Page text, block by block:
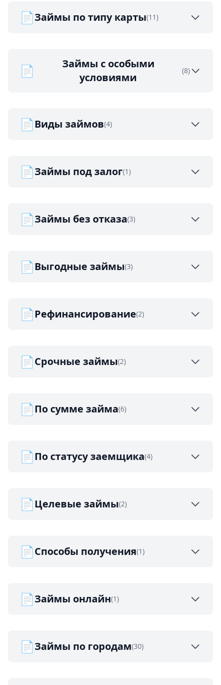
📄Займы по типу карты(11)
📄
Займы с особыми
условиями
(8)
📄Виды займов(4)
📄Займы под залог(1)
📄Займы без отказа(3)
📄Выгодные займы(3)
📄Рефинансирование(2)
📄Срочные займы(2)
📄По сумме займа(6)
📄По статусу заемщика(4)
📄Целевые займы(2)
📄Способы получения(1)
📄Займы онлайн(1)
📄Займы по городам(30)